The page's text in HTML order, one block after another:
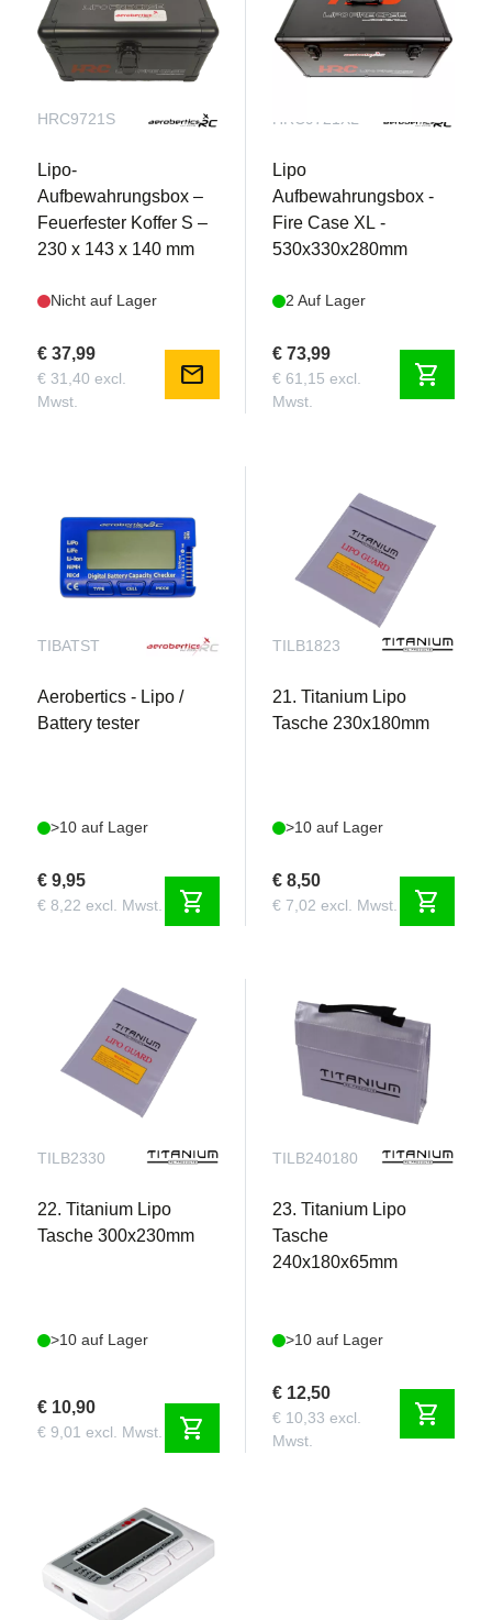
HRC9721S
Lipo-
Aufbewahrungsbox –
Feuerfester Koffer S –
230 x 143 x 140 mm
Nicht auf Lager
€ 37,99
€ 31,40 excl.
Mwst.
mail
HRC9721XL
Lipo
Aufbewahrungsbox -
Fire Case XL -
530x330x280mm
2 Auf Lager
€ 73,99
€ 61,15 excl.
Mwst.
shopping_cart
TIBATST
Aerobertics - Lipo /
Battery tester
>10 auf Lager
€ 9,95
€ 8,22 excl. Mwst. shopping_cart
TILB1823
21. Titanium Lipo
Tasche 230x180mm
>10 auf Lager
€ 8,50
€ 7,02 excl. Mwst. shopping_cart
TILB2330
22. Titanium Lipo
Tasche 300x230mm
>10 auf Lager
€ 10,90
€ 9,01 excl. Mwst. shopping_cart
TILB240180
23. Titanium Lipo
Tasche
240x180x65mm
>10 auf Lager
€ 12,50
€ 10,33 excl.
Mwst.
shopping_cart